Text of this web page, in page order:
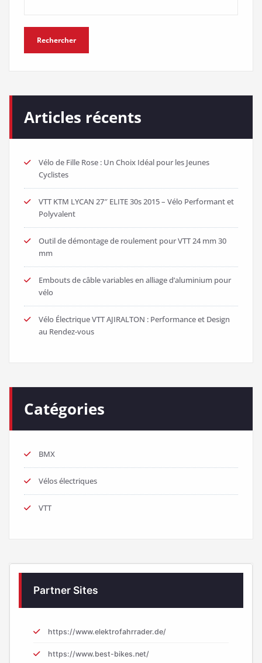
Rechercher
Articles récents
Vélo de Fille Rose : Un Choix Idéal pour les Jeunes
Cyclistes
VTT KTM LYCAN 27″ ELITE 30s 2015 – Vélo Performant et
Polyvalent
Outil de démontage de roulement pour VTT 24 mm 30
mm
Embouts de câble variables en alliage d’aluminium pour
vélo
Vélo Électrique VTT AJIRALTON : Performance et Design
au Rendez-vous
Catégories
BMX
Vélos électriques
VTT
Partner Sites
https://www.elektrofahrrader.de/
https://www.best-bikes.net/